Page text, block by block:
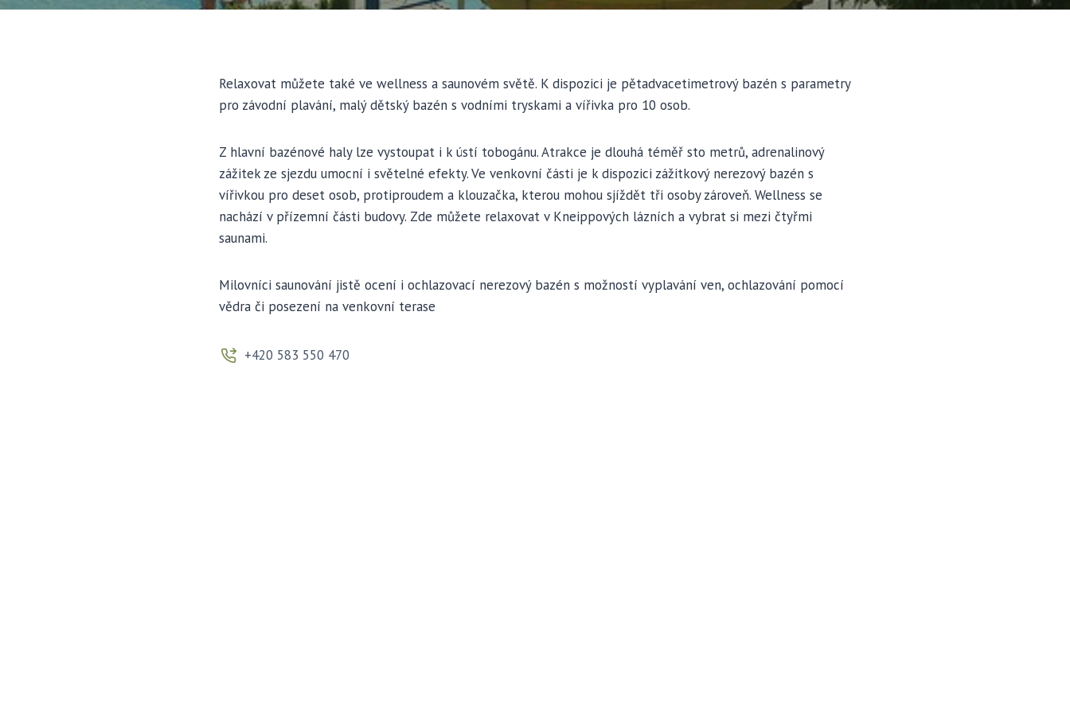
Relaxovat můžete také ve wellness a saunovém světě. K dispozici je pětadvacetimetrový bazén s parametry
pro závodní plavání, malý dětský bazén s vodními tryskami a vířivka pro 10 osob.
Z hlavní bazénové haly lze vystoupat i k ústí tobogánu. Atrakce je dlouhá téměř sto metrů, adrenalinový
zážitek ze sjezdu umocní i světelné efekty. Ve venkovní části je k dispozici zážitkový nerezový bazén s
vířivkou pro deset osob, protiproudem a klouzačka, kterou mohou sjíždět tři osoby zároveň. Wellness se
nachází v přízemní části budovy. Zde můžete relaxovat v Kneippových lázních a vybrat si mezi čtyřmi
saunami.
Milovníci saunování jistě ocení i ochlazovací nerezový bazén s možností vyplavání ven, ochlazování pomocí
vědra či posezení na venkovní terase
+420 583 550 470